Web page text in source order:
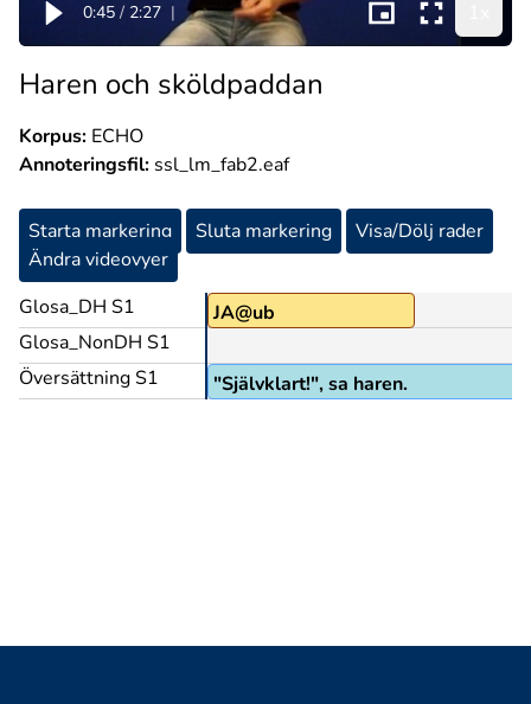
0:45 / 2:27 |
Haren och sköldpaddan
Korpus: ECHO
Annoteringsfil: ssl_lm_fab2.eaf
Starta markering Sluta markering
Visa/Dölj rader
Ändra videovyer
Glosa_DH S1
Glosa_NonDH S1
Översättning S1
JA@ub
"Självklart!", sa haren.